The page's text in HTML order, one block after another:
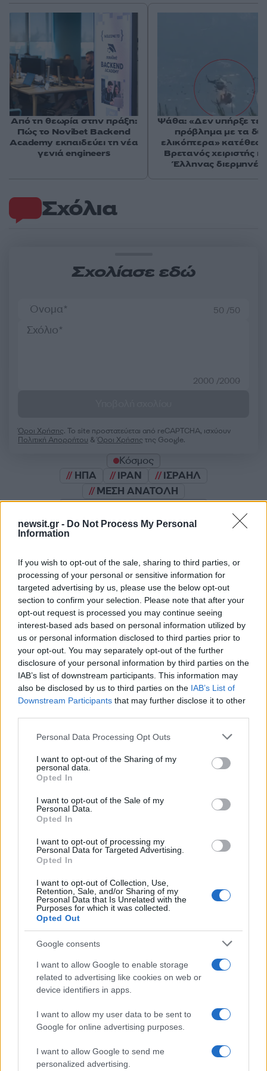
newsit.gr - Do Not Process My Personal
Information
If you wish to opt-out of the sale, sharing to third parties, or
processing of your personal or sensitive information for
targeted advertising by us, please use the below opt-out
section to confirm your selection. Please note that after your
opt-out request is processed you may continue seeing
interest-based ads based on personal information utilized by
us or personal information disclosed to third parties prior to
your opt-out. You may separately opt-out of the further
disclosure of your personal information by third parties on the
IAB’s list of downstream participants. This information may
also be disclosed by us to third parties on the IAB’s List of
Downstream Participants that may further disclose it to other
Please note that this website/app uses one or more Google
not limited to your visit or usage behaviour. You may click to
grant or deny consent to Google and its third-party tags to
use your data for below specified purposes in below Google
consent section.
Personal Data Processing Opt Outs
I want to opt-out of the Sharing of my
personal data.
Opted In
I want to opt-out of the Sale of my
Personal Data.
Opted In
I want to opt-out of processing my
Personal Data for Targeted Advertising.
Opted In
I want to opt-out of Collection, Use,
Retention, Sale, and/or Sharing of my
Personal Data that Is Unrelated with the
Purposes for which it was collected.
Opted Out
Google consents
I want to allow Google to enable storage
related to advertising like cookies on web or
device identifiers in apps.
I want to allow my user data to be sent to
Google for online advertising purposes.
I want to allow Google to send me
personalized advertising.
Σχόλια
Σχολίασε εδώ
50 /50
2000 /2000
Όροι Χρήσης. Το site προστατεύεται από reCAPTCHA, ισχύουν
Πολιτική Απορρήτου &Όροι Χρήσης της Google.
Κόσμος
ΗΠΑ
ΙΡΑΝ
ΙΣΡΑΗΛ
ΜΕΣΗ ΑΝΑΤΟΛΗ
τελευταία νέατης ημέρας
Από τη θεωρία στην πράξη:
Πώς το Novibet Backend
Academy εκπαιδεύει τη νέα
γενιά engineers
Ψάθα: «Δεν υπήρξε
πρόβλημα με τα
ελικόπτερα»
Βρετανός χειριστής
Έλληνας
Πιο δημοφιλή
1 Τουρισμός για Όλους 2026: Σήμερα ανοίγει
η πλατφόρμα – Ποια ΑΦΜ προηγούνται
στις αιτήσεις
2 Κυψέλη: Ο περίεργος ηλικιωμένος και το
ταξίδι στην Αράχωβα – Όσα ισχυρίστηκε ο
κορυφή του Κιθαιρώνα – Το εντυπωσιακό
timelapse βίντεο
με 40άρια - Πολύ υψηλός κίνδυνος
πυρκαγιάς σε Αττική, Εύβοια, Λέσβο και
Χίο σήμερα
Μύκονος: Βίντεο με τους αστυνομικούς να
εντοπίζουν την τσάντα Hermès και το
Rolex όπου άρπαξε Έλληνας οδηγός από
Πιο σχολιασμένα
για την ηλεκτρική διασύνδεση Ελλάδας –
Κύπρου: «Ισχυρή ψήφος εμπιστοσύνης» η
είσοδος της Meridiam στην GSI
Το τελευταίο αντίο στον Γιάννη
Βαρβιτσιώτη: «Ήταν φτιαγμένος από
εκείνο το σπάνιο μέταλλο μιας άλλης
εποχής», είπε ο Κυριάκος Μητσοτάκης
στον επικήδειο
Νέες απώλειες για την Καρυστιανού:
Παραιτήθηκαν Μουτσάτσου, Ιωαννίδου
και Κοτσόργιος - «Αποχωρώ από μια